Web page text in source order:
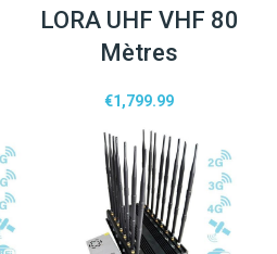
LORA UHF VHF 80
Mètres
€1,799.99